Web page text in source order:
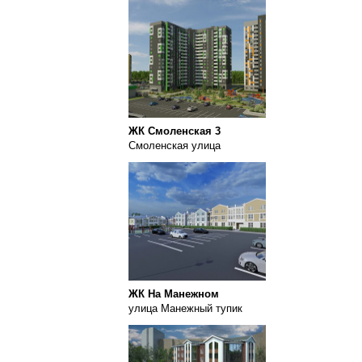
ЖК Смоленская 3
Смоленская улица
ЖК На Манежном
улица Манежный тупик